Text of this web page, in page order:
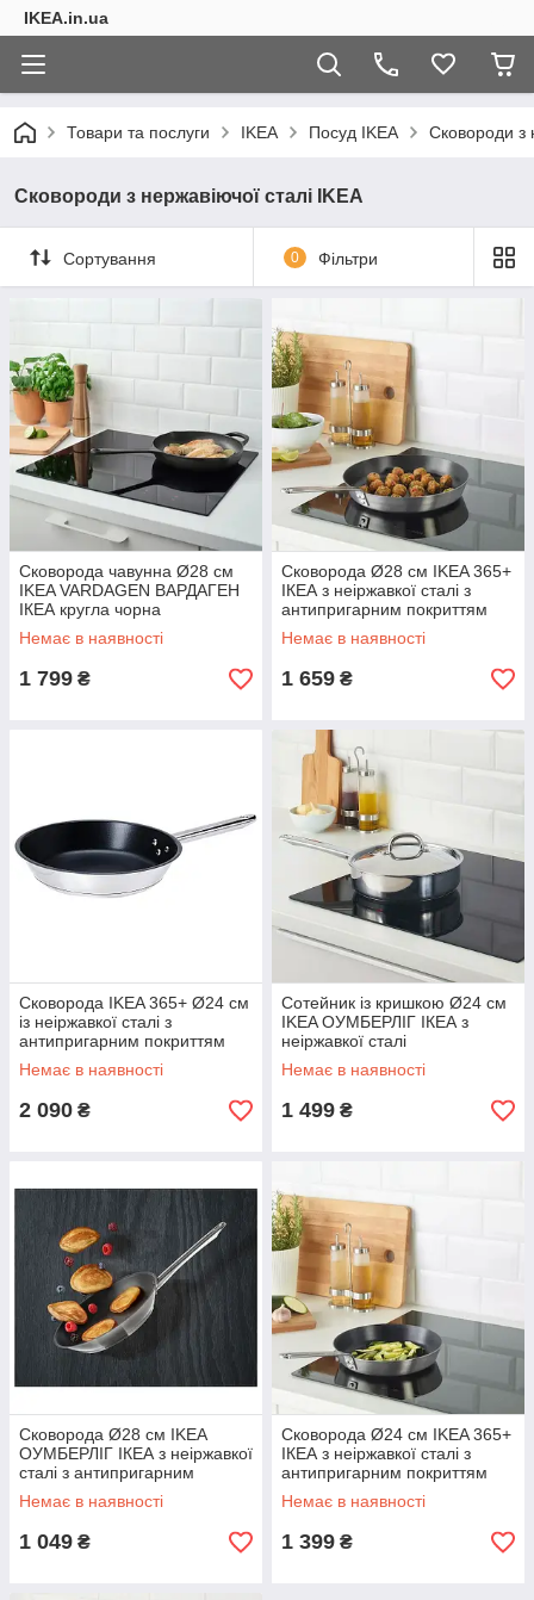
IKEA.in.ua
Товари та послуги IKEA Посуд IKEA Сковороди з
Сковороди з нержавіючої сталі IKEA
Сортування 0 Фільтри
Сковорода чавунна Ø28 см
IKEA VARDAGEN ВАРДАГЕН
ІКЕА кругла чорна
Немає в наявності
1 799 ₴
Сковорода Ø28 см IKEA 365+
ІКЕА з неіржавкої сталі з
антипригарним покриттям
Teflon® Professional
Немає в наявності
1 659 ₴
Сковорода IKEA 365+ Ø24 см
із неіржавкої сталі з
антипригарним покриттям
ІКЕА 365+
Немає в наявності
2 090 ₴
Сотейник із кришкою Ø24 см
IKEA ОУМБЕРЛІГ ІКЕА з
неіржавкої сталі
Немає в наявності
1 499 ₴
Сковорода Ø28 см IKEA
ОУМБЕРЛІГ ІКЕА з неіржавкої
сталі з антипригарним
покриттям Teflon® Platinum
plus
Немає в наявності
1 049 ₴
Сковорода Ø24 см IKEA 365+
ІКЕА з неіржавкої сталі з
антипригарним покриттям
Teflon® Professional
Немає в наявності
1 399 ₴